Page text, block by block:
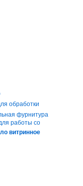
обработки
фурнитура
работы со
витринное